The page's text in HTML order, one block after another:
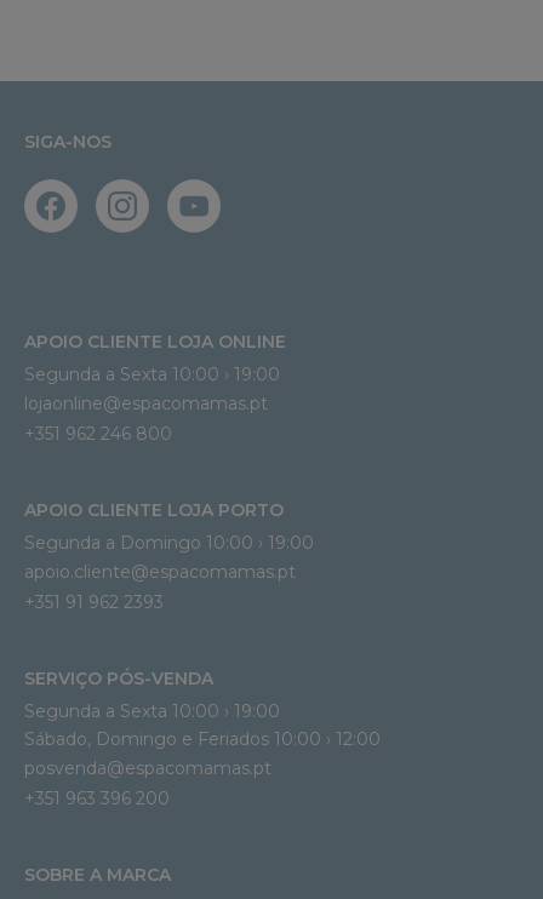
SIGA-NOS
APOIO CLIENTE LOJA ONLINE
Segunda a Sexta 10:00 › 19:00
lojaonline@espacomamas.pt
+351 962 246 800
APOIO CLIENTE LOJA PORTO
Segunda a Domingo 10:00 › 19:00
apoio.cliente@espacomamas.pt
+351 91 962 2393
SERVIÇO PÓS-VENDA
Segunda a Sexta 10:00 › 19:00
Sábado, Domingo e Feriados 10:00 › 12:00
posvenda@espacomamas.pt
+351 963 396 200
SOBRE A MARCA